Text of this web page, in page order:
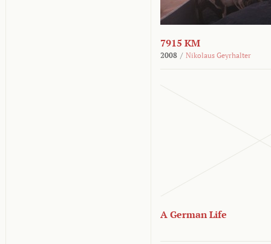
7915 KM
2008 / Nikolaus Geyrhalter
A German Life